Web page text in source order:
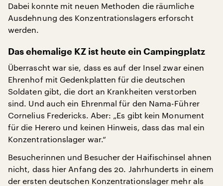
Dabei konnte mit neuen Methoden die räumliche
Ausdehnung des Konzentrationslagers erforscht
werden.
Das ehemalige KZ ist heute ein Campingplatz
Überrascht war sie, dass es auf der Insel zwar einen
Ehrenhof mit Gedenkplatten für die deutschen
Soldaten gibt, die dort an Krankheiten verstorben
sind. Und auch ein Ehrenmal für den Nama-Führer
Cornelius Fredericks. Aber: „Es gibt kein Monument
für die Herero und keinen Hinweis, dass das mal ein
Konzentrationslager war.“
Besucherinnen und Besucher der Haifischinsel ahnen
nicht, dass hier Anfang des 20. Jahrhunderts in einem
der ersten deutschen Konzentrationslager mehr als